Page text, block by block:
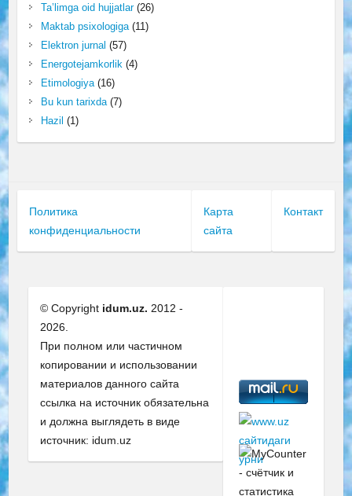
Ta’limga oid hujjatlar(26)
Maktab psixologiga(11)
Elektron jurnal (57)
Energotejamkorlik (4)
Etimologiya(16)
Bu kun tarixda(7)
Hazil (1)
Политика
конфиденциальности
Карта
сайта
Контакт
© Copyright idum.uz. 2012 -
2026.
При полном или частичном
копировании и использовании
материалов данного сайта
ссылка на источник обязательна
и должна выглядеть в виде
источник: idum.uz